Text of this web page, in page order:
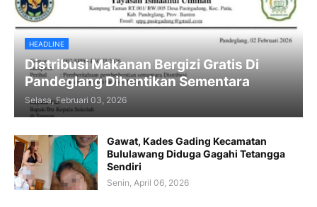
HEADLINE
Distribusi Makanan Bergizi Gratis Di
Pandeglang Dihentikan Sementara
Selasa, Februari 03, 2026
Gawat, Kades Gading Kecamatan
Bululawang Diduga Gagahi Tetangga
Sendiri
Senin, April 06, 2026